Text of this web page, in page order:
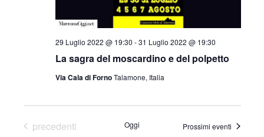
La sagra del moscardino e del polpetto
29 Luglio 2022 @ 19:30 -31 Luglio 2022 @ 19:30
Via Cala di FornoTalamone, Italia
Eventi
precedenti Oggi Prossimi eventi